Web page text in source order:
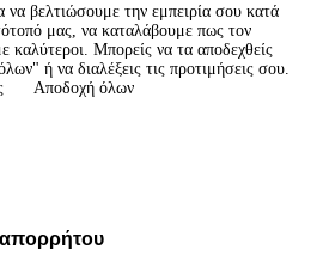
να βελτιώσουμε την εμπειρία σου κατά
μας, να καταλάβουμε πως τον
καλύτεροι. Μπορείς να τα αποδεχθείς
ή να διαλέξεις τις προτιμήσεις σου.
Αποδοχή όλων